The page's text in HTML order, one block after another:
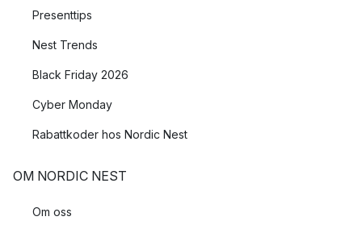
Presenttips
Nest Trends
Black Friday 2026
Cyber Monday
Rabattkoder hos Nordic Nest
OM NORDIC NEST
Om oss